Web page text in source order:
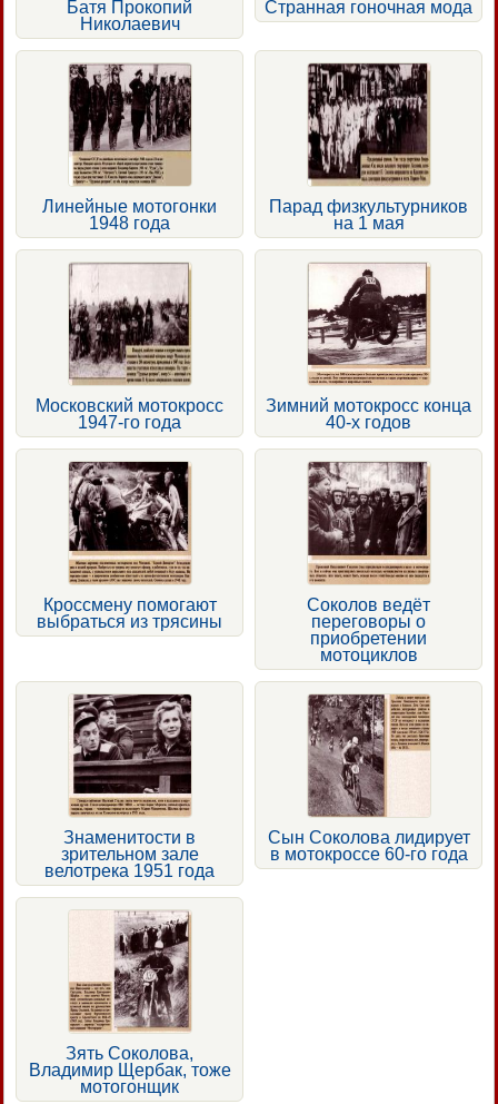
Батя Прокопий
Николаевич
Странная гоночная мода
Линейные мотогонки
1948 года
Парад физкультурников
на 1 мая
Московский мотокросс
1947-го года
Зимний мотокросс конца
40-х годов
Кроссмену помогают
выбраться из трясины
Соколов ведёт
переговоры о
приобретении
мотоциклов
Знаменитости в
зрительном зале
велотрека 1951 года
Сын Соколова лидирует
в мотокроссе 60-го года
Зять Соколова,
Владимир Щербак, тоже
мотогонщик